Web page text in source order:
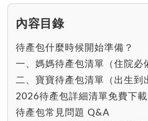
內容目錄
待產包什麼時候開始準備？
一、媽媽待產包清單（住院必
二、寶寶待產包清單（出生到
2026待產包詳細清單免費下載
待產包常見問題 Q&A